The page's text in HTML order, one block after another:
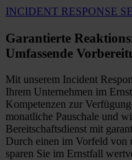
INCIDENT RESPONSE
Garantierte
Umfassende
Mit unserem Incident
Ihrem Unternehmen im
Kompetenzen zur
monatliche Pauschale und
Bereitschaftsdienst mit
Durch einen im Vorfeld von
sparen Sie im Ernstfall